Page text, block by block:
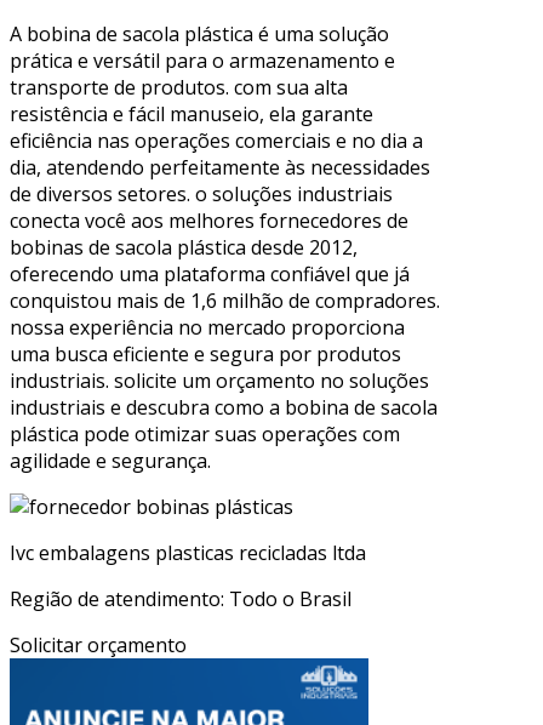
A bobina de sacola plástica é uma solução
prática e versátil para o armazenamento e
transporte de produtos. com sua alta
resistência e fácil manuseio, ela garante
eficiência nas operações comerciais e no dia a
dia, atendendo perfeitamente às necessidades
de diversos setores. o soluções industriais
conecta você aos melhores fornecedores de
bobinas de sacola plástica desde 2012,
oferecendo uma plataforma confiável que já
conquistou mais de 1,6 milhão de compradores.
nossa experiência no mercado proporciona
uma busca eficiente e segura por produtos
industriais. solicite um orçamento no soluções
industriais e descubra como a bobina de sacola
plástica pode otimizar suas operações com
agilidade e segurança.
Ivc embalagens plasticas recicladas ltda
Região de atendimento: Todo o Brasil
Solicitar orçamento